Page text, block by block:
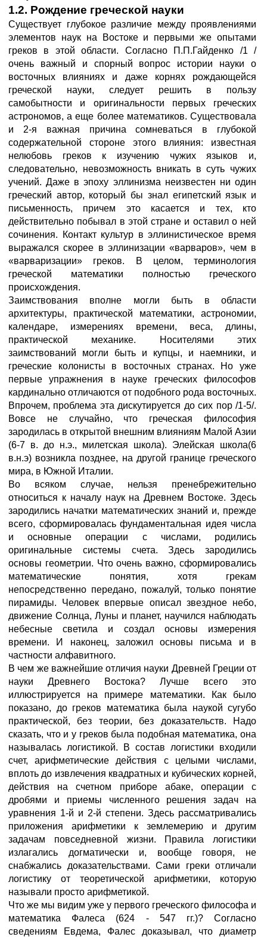
1.2. Рождение греческой науки
Существует глубокое различие между проявлениями
элементов наук на Востоке и первыми же опытами
греков в этой области. Согласно П.П.Гайденко /1 /
очень важный и спорный вопрос истории науки о
восточных влияниях и даже корнях рождающейся
греческой науки, следует решить в пользу
самобытности и оригинальности первых греческих
астрономов, а еще более математиков. Существовала
и 2-я важная причина сомневаться в глубокой
содержательной стороне этого влияния: известная
нелюбовь греков к изучению чужих языков и,
следовательно, невозможность вникать в суть чужих
учений. Даже в эпоху эллинизма неизвестен ни один
греческий автор, который бы знал египетский язык и
письменность, причем это касается и тех, кто
действительно побывал в этой стране и оставил о ней
сочинения. Контакт культур в эллинистическое время
выражался скорее в эллинизации «варваров», чем в
«варваризации» греков. В целом, терминология
греческой математики полностью греческого
происхождения.
Заимствования вполне могли быть в области
архитектуры, практической математики, астрономии,
календаре, измерениях времени, веса, длины,
практической механике. Носителями этих
заимствований могли быть и купцы, и наемники, и
греческие колонисты в восточных странах. Но уже
первые упражнения в науке греческих философов
кардинально отличаются от подобного рода восточных.
Впрочем, проблема эта дискутируется до сих пор /1-5/.
Вовсе не случайно, что греческая философия
зародилась в открытой внешним влияниям Малой Азии
(6-7 в. до н.э., милетская школа). Элейская школа(6
в.н.э) возникла позднее, на другой границе греческого
мира, в Южной Италии.
Во всяком случае, нельзя пренебрежительно
относиться к началу наук на Древнем Востоке. Здесь
зародились начатки математических знаний и, прежде
всего, сформировалась фундаментальная идея числа
и основные операции с числами, родились
оригинальные системы счета. Здесь зародились
основы геометрии. Что очень важно, сформировались
математические понятия, хотя грекам
непосредственно передано, пожалуй, только понятие
пирамиды. Человек впервые описал звездное небо,
движение Солнца, Луны и планет, научился наблюдать
небесные светила и создал основы измерения
времени. И наконец, заложил основы письма и в
частности алфавитного.
В чем же важнейшие отличия науки Древней Греции от
науки Древнего Востока? Лучше всего это
иллюстрируется на примере математики. Как было
показано, до греков математика была наукой сугубо
практической, без теории, без доказательств. Надо
сказать, что и у греков была подобная математика, она
называлась логистикой. В состав логистики входили
счет, арифметические действия с целыми числами,
вплоть до извлечения квадратных и кубических корней,
действия на счетном приборе абаке, операции с
дробями и приемы численного решения задач на
уравнения 1-й и 2-й степени. Здесь рассматривались
приложения арифметики к землемерию и другим
задачам повседневной жизни. Правила логистики
излагались догматически и, вообще говоря, не
снабжались доказательствами. Сами греки отличали
логистику от теоретической арифметики, которую
называли просто арифметикой.
Что же мы видим уже у первого греческого философа и
математика Фалеса (624 - 547 гг.)? Согласно
сведениям Евдема, Фалес доказывал, что диаметр